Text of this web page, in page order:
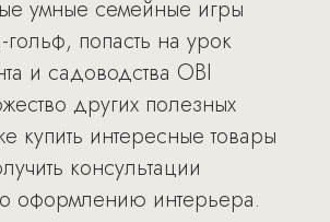
умные семейные игры
попасть на урок
и садоводства ОBI
других полезных
купить интересные товары
консультации
оформлению интерьера.